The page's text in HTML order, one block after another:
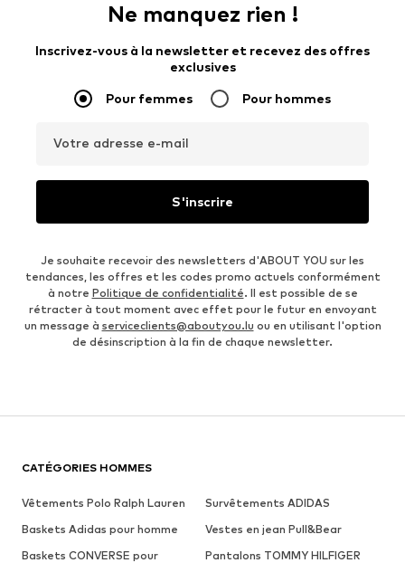
Ne manquez rien !
Inscrivez-vous à la newsletter et recevez des offres
exclusives
Pour femmes Pour hommes
Votre adresse e-mail
S'inscrire
Je souhaite recevoir des newsletters d'ABOUT YOU sur les
tendances, les offres et les codes promo actuels conformément
à notre Politique de confidentialité. Il est possible de se
rétracter à tout moment avec effet pour le futur en envoyant
un message à serviceclients@aboutyou.lu ou en utilisant l'option
de désinscription à la fin de chaque newsletter.
CATÉGORIES HOMMES
Vêtements Polo Ralph Lauren
Survêtements ADIDAS
Baskets Adidas pour homme
Vestes en jean Pull&Bear
Baskets CONVERSE pour
Pantalons TOMMY HILFIGER